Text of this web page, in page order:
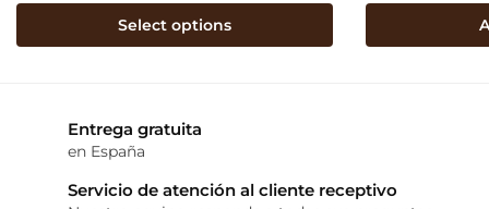
Select options
Entrega gratuita
en España
Servicio de atención al cliente receptivo